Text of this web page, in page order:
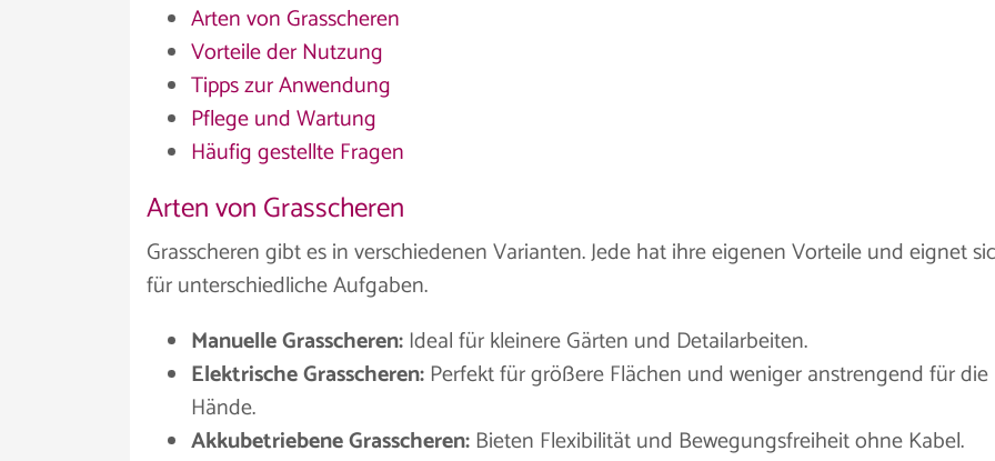
Arten von Grasscheren
Vorteile der Nutzung
Tipps zur Anwendung
Pflege und Wartung
Häufig gestellte Fragen
Arten von Grasscheren
Grasscheren gibt es in verschiedenen Varianten. Jede hat ihre eigenen Vorteile und eignet
für unterschiedliche Aufgaben.
Manuelle Grasscheren: Ideal für kleinere Gärten und Detailarbeiten.
Elektrische Grasscheren: Perfekt für größere Flächen und weniger anstrengend für die
Hände.
Akkubetriebene Grasscheren: Bieten Flexibilität und Bewegungsfreiheit ohne Kabel.